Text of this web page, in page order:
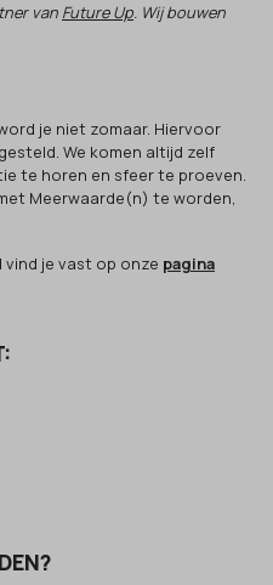
van Future Up. Wij bouwen
je niet zomaar. Hiervoor
We komen altijd zelf
te horen en sfeer te proeven.
Meerwaarde(n) te worden,
je vast op onze pagina